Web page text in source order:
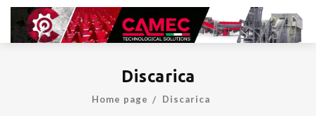
Discarica
Home page Discarica